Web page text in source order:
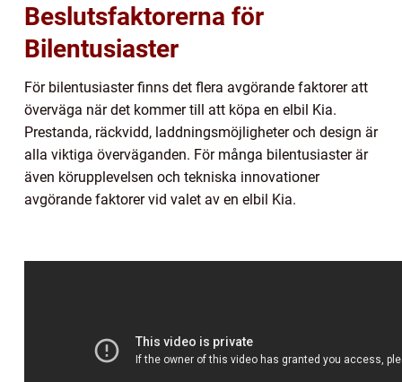
Beslutsfaktorerna för
Bilentusiaster
För bilentusiaster finns det flera avgörande faktorer att
överväga när det kommer till att köpa en elbil Kia.
Prestanda, räckvidd, laddningsmöjligheter och design är
alla viktiga överväganden. För många bilentusiaster är
även körupplevelsen och tekniska innovationer
avgörande faktorer vid valet av en elbil Kia.